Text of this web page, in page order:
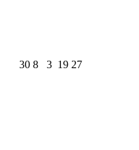
30 8 3 19 27